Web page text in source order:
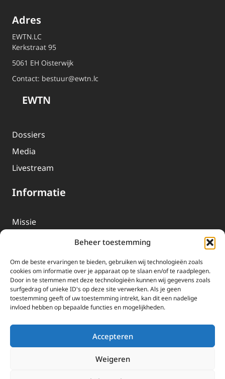
Beheer toestemming
Om de beste ervaringen te bieden, gebruiken wij technologieën zoals
cookies om informatie over je apparaat op te slaan en/of te raadplegen.
Door in te stemmen met deze technologieën kunnen wij gegevens zoals
surfgedrag of unieke ID's op deze site verwerken. Als je geen
toestemming geeft of uw toestemming intrekt, kan dit een nadelige
invloed hebben op bepaalde functies en mogelijkheden.
Accepteren
Weigeren
Adres
EWTN.LC
Kerkstraat 95
5061 EH Oisterwijk
Contact: bestuur@ewtn.lc
EWTN
Dossiers
Media
Livestream
Informatie
Missie
EWTN-Team
Organisatiegegevens
Doneren
EWTN wordt uitsluitend gefinancierd door uw donaties.
Wij ontvangen bewust geen advertentie-inkomsten of